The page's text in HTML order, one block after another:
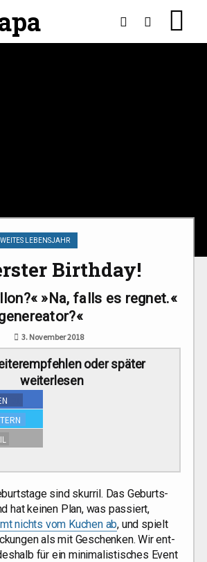
LEBENSJAHR
Birthday!
»Na, falls es regnet.«
3. November 2018
oder spä­ter
weiterlesen
sind skur­ril. Das Geburts­
hat kei­nen Plan, was pas­siert,
nichts vom Kuchen ab, und spielt
als mit Geschen­ken. Wir ent­
für ein mini­ma­lis­ti­sches Event